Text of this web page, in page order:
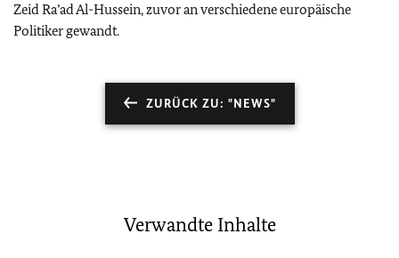
Zeid Ra’ad Al-Hussein, zuvor an verschiedene europäische
Politiker gewandt.
ZURÜCK ZU: "NEWS"
Verwandte Inhalte